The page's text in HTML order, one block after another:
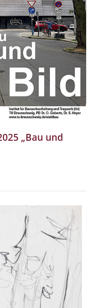
„Bau und